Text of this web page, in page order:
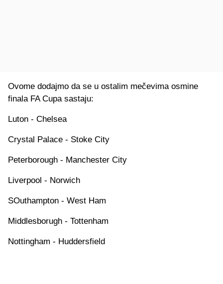
Ovome dodajmo da se u ostalim mečevima osmine
finala FA Cupa sastaju:
Luton - Chelsea
Crystal Palace - Stoke City
Peterborough - Manchester City
Liverpool - Norwich
SOuthampton - West Ham
Middlesborugh - Tottenham
Nottingham - Huddersfield